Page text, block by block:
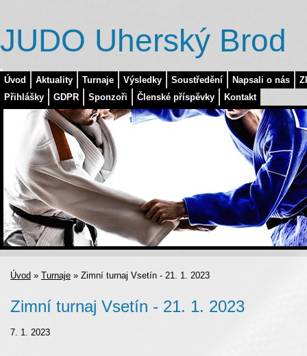
Úvod Aktuality Turnaje Výsledky Soustředění Napsali o nás
Přihlášky
GDPR Sponzoři Členské příspěvky Kontakt
JUDO Uherský Brod
Úvod » Turnaje » Zimní turnaj Vsetín - 21. 1. 2023
Zimní turnaj Vsetín - 21. 1. 2023
7. 1. 2023